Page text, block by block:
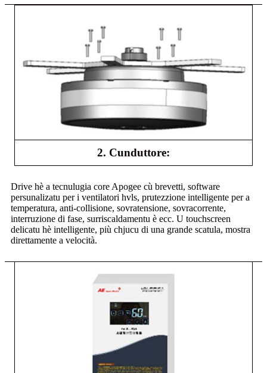
2. Cunduttore:
Drive hè a tecnulugia core Apogee cù brevetti, software
persunalizatu per i ventilatori hvls, prutezzione intelligente per a
temperatura, anti-collisione, sovratensione, sovracorrente,
interruzione di fase, surriscaldamentu è ecc. U touchscreen
delicatu hè intelligente, più chjucu di una grande scatula, mostra
direttamente a velocità.